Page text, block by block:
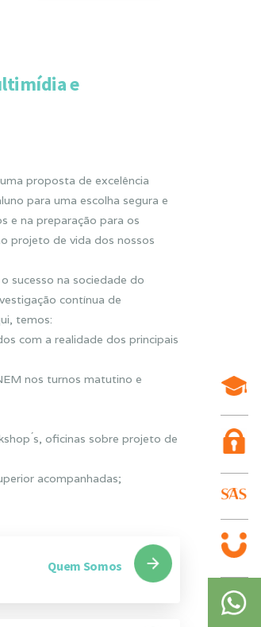
e
proposta de excelência
para uma escolha segura e
e na preparação para os
projeto de vida dos nossos
sucesso na sociedade do
contínua de
temos:
com a realidade dos principais
nos turnos matutino e
́s, oficinas sobre projeto de
acompanhadas;
Quem Somos